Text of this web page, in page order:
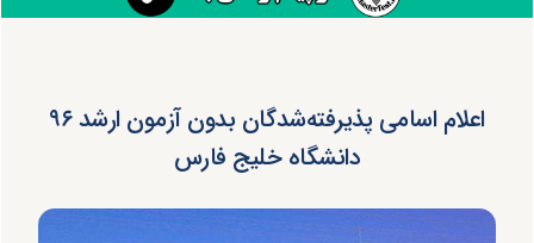
اعلام اسامی پذیرفته‌شدگان بدون آزمون ارشد ۹۶
دانشگاه خلیج فارس